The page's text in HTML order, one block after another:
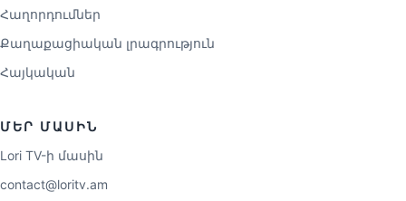
Հաղորդումներ
Քաղաքացիական լրագրություն
Հայկական
ՄԵՐ ՄԱՍԻՆ
Lori TV-ի մասին
contact@loritv.am